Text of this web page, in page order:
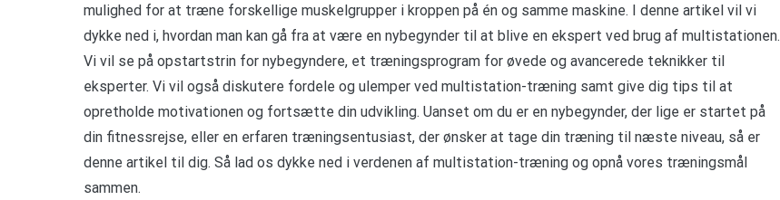
mulighed for at træne forskellige muskelgrupper i kroppen på én og samme maskine. I denne artikel vil vi
dykke ned i, hvordan man kan gå fra at være en nybegynder til at blive en ekspert ved brug af multistationen.
Vi vil se på opstartstrin for nybegyndere, et træningsprogram for øvede og avancerede teknikker til
eksperter. Vi vil også diskutere fordele og ulemper ved multistation-træning samt give dig tips til at
opretholde motivationen og fortsætte din udvikling. Uanset om du er en nybegynder, der lige er startet på
din fitnessrejse, eller en erfaren træningsentusiast, der ønsker at tage din træning til næste niveau, så er
denne artikel til dig. Så lad os dykke ned i verdenen af multistation-træning og opnå vores træningsmål
sammen.